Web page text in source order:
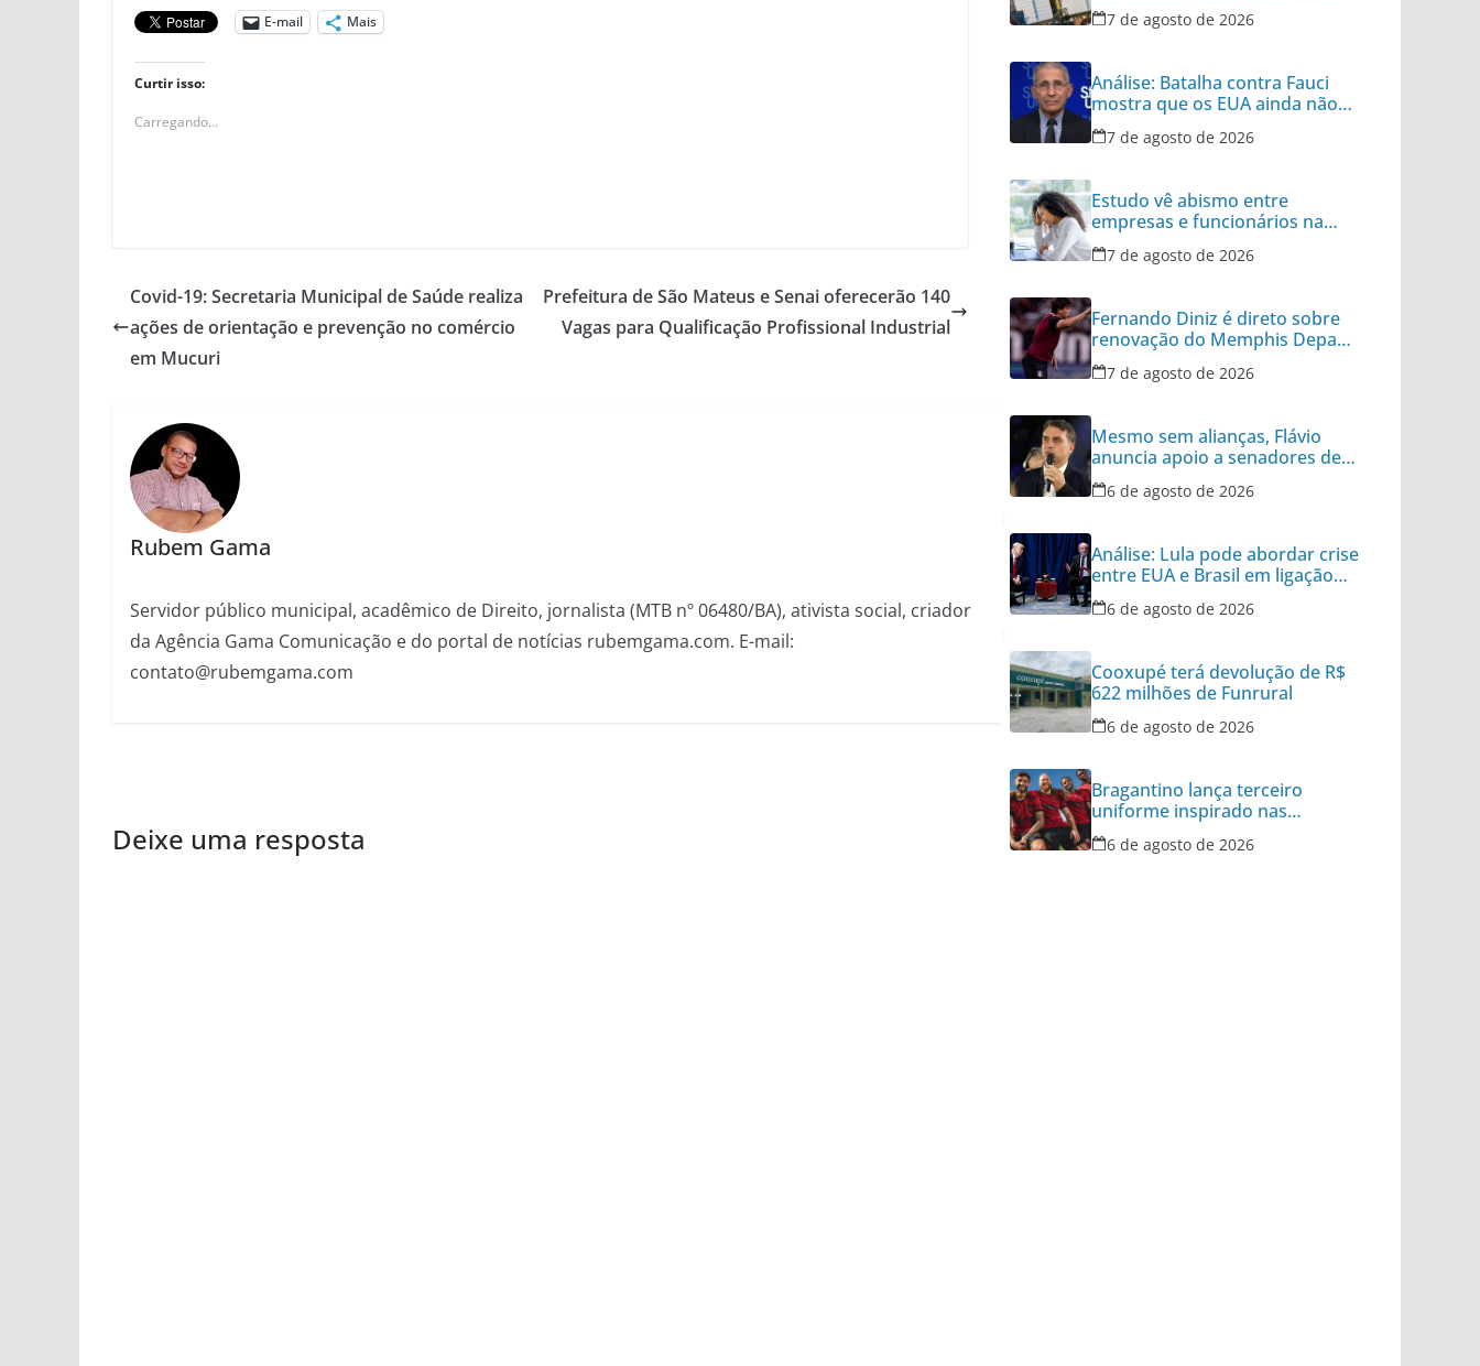
E-mail
Mais
Curtir isso:
Carregando...
Covid-19: Secretaria Municipal de Saúde realiza
ações de orientação e prevenção no comércio
em Mucuri
Prefeitura de São Mateus e Senai oferecerão 140
Vagas para Qualificação Profissional Industrial
Rubem Gama
Servidor público municipal, acadêmico de Direito, jornalista (MTB nº 06480/BA), ativista social, criador
da Agência Gama Comunicação e do portal de notícias rubemgama.com. E-mail:
contato@rubemgama.com
Deixe uma resposta
7 de agosto de 2026
Análise: Batalha contra Fauci
mostra que os EUA ainda não
superaram a Covid
7 de agosto de 2026
Estudo vê abismo entre
empresas e funcionários na
desconexão pós-expediente
7 de agosto de 2026
Fernando Diniz é direto sobre
renovação do Memphis Depay
com Corinthians
7 de agosto de 2026
Mesmo sem alianças, Flávio
anuncia apoio a senadores de
outros 8 partidos
6 de agosto de 2026
Análise: Lula pode abordar crise
entre EUA e Brasil em ligação
para Trump
6 de agosto de 2026
Cooxupé terá devolução de R$
622 milhões de Funrural
6 de agosto de 2026
Bragantino lança terceiro
uniforme inspirado nas
categorias de base
6 de agosto de 2026